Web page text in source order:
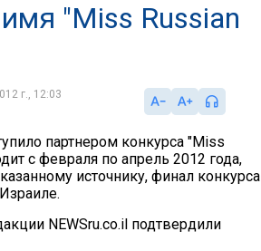
"Miss Russian
г., 12:03
партнером конкурса "Miss
с февраля по апрель 2012 года,
источнику, финал конкурса
NEWSru.co.il подтвердили